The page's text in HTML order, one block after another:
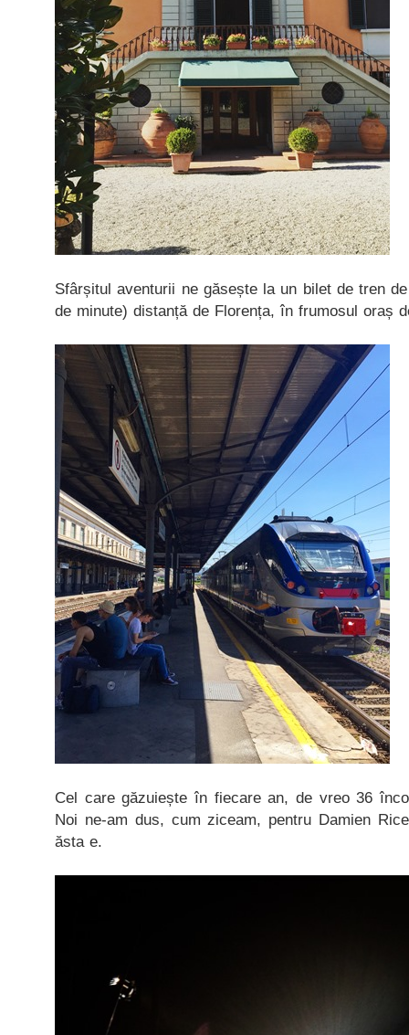
Sfârșitul aventurii ne găsește la un bilet de tren
de minute) distanță de Florența, în frumosul oraș
Cel care găzuiește în fiecare an, de vreo 36
Noi ne-am dus, cum ziceam, pentru Damien
ăsta e.